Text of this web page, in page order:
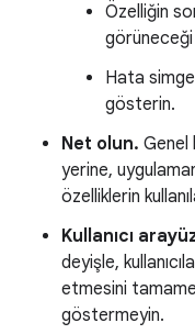
Özelliğin
Hata
gösterin.
Net olun. Genel
yerine,
özelliklerin
Kullanıcı
deyişle,
etmesini
göstermeyin.